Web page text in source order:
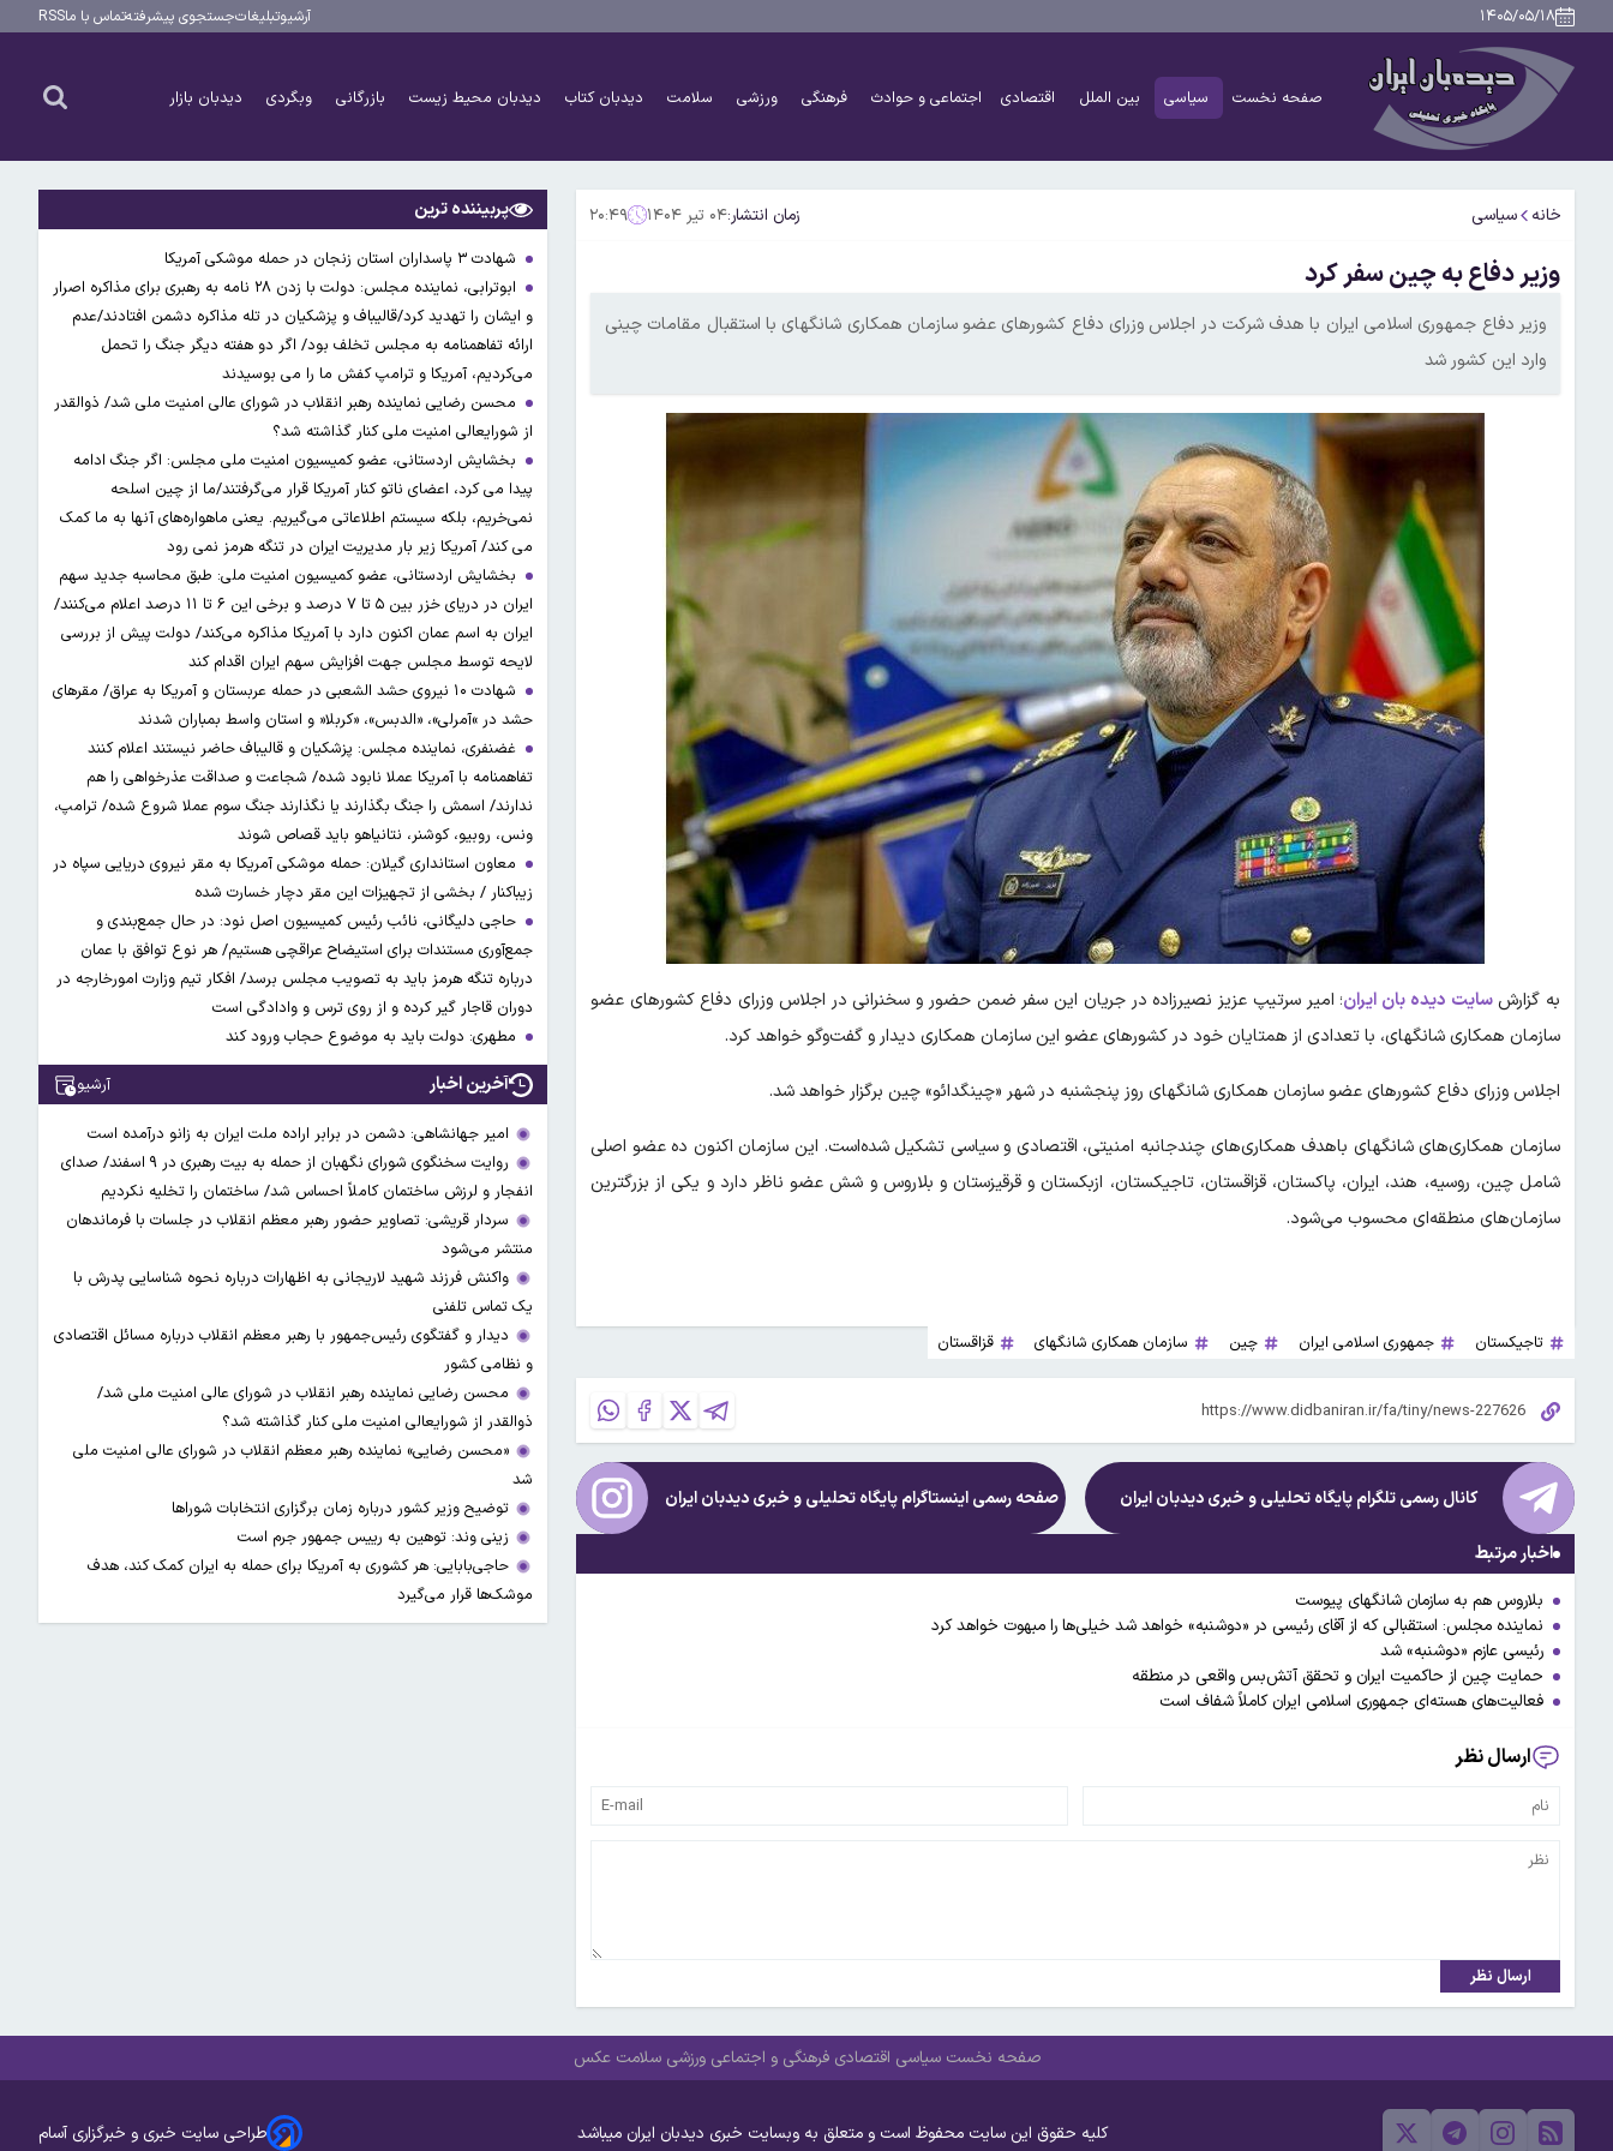
۱۴۰۵/۰۵/۱۸ آرشیوتبلیغاتجستجوی پیشرفتهتماس با ماRSS
صفحه نخست سیاسی بین الملل اقتصادی اجتماعی و حوادث فرهنگی ورزشی سلامت دیدبان کتاب دیدبان محیط زیست بازرگانی وبگردی دیدبان بازار
خانه سیاسی زمان انتشار:۰۴ تیر ۱۴۰۴ ۲۰:۴۹
وزیر دفاع به چین سفر کرد
وزیر دفاع جمهوری اسلامی ایران با هدف شرکت در اجلاس وزرای دفاع کشورهای عضو سازمان همکاری شانگهای با استقبال مقامات چینی
وارد این کشور شد
به گزارشسایت دیده بان ایران؛ امیر سرتیپ عزیز نصیرزاده در جریان این سفر ضمن حضور و سخنرانی در اجلاس وزرای دفاع کشورهای عضو
سازمان همکاری شانگهای، با تعدادی از همتایان خود در کشورهای عضو این سازمان همکاری دیدار و گفت‌وگو خواهد کرد.
اجلاس وزرای دفاع کشورهای عضو سازمان همکاری شانگهای روز پنجشنبه در شهر «چینگدائو» چین برگزار خواهد شد.
سازمان همکاری‌های شانگهای باهدف همکاری‌های چندجانبه امنیتی، اقتصادی و سیاسی تشکیل شده‌است. این سازمان اکنون ده عضو اصلی
شامل چین، روسیه، هند، ایران، پاکستان، قزاقستان، تاجیکستان، ازبکستان و قرقیزستان و بلاروس و شش عضو ناظر دارد و یکی از بزرگترین
سازمان‌های منطقه‌ای محسوب می‌شود.
تاجیکستان جمهوری اسلامی ایران چین سازمان همکاری شانگهای قزاقستان
کانال رسمی تلگرام پایگاه تحلیلی و خبریدیدبان ایران صفحه رسمی اینستاگرام پایگاه تحلیلی و خبریدیدبان ایران
اخبار مرتبط
بلاروس هم به سازمان شانگهای پیوست
نماینده مجلس: استقبالی که از آقای رئیسی در «دوشنبه» خواهد شد خیلی‌ها را مبهوت خواهد کرد
رئیسی عازم «دوشنبه» شد
حمایت چین از حاکمیت ایران و تحقق آتش‌بس واقعی در منطقه
فعالیت‌های هسته‌ای جمهوری اسلامی ایران کاملاً شفاف است
ارسال نظر
ارسال نظر
پربیننده ترین
شهادت ۳ ‌پاسداران استان زنجان در حمله موشکی آمریکا
ابوترابی، نماینده مجلس: دولت با زدن ۲۸ نامه به رهبری برای مذاکره اصرار
و ایشان را تهدید کرد/قالیباف و پزشکیان در تله مذاکره دشمن افتادند/عدم
ارائه تفاهمنامه به مجلس تخلف بود/ اگر دو هفته دیگر جنگ را تحمل
می‌کردیم، آمریکا و ترامپ کفش ما را می بوسیدند
محسن رضایی نماینده رهبر انقلاب در شورای عالی امنیت ملی شد/ ذوالقدر
از شورایعالی امنیت ملی کنار گذاشته شد؟
بخشایش اردستانی، عضو کمیسیون امنیت ملی مجلس: اگر جنگ ادامه
پیدا می کرد، اعضای ناتو کنار آمریکا قرار می‌گرفتند/ما از چین اسلحه
نمی‌خریم، بلکه سیستم اطلاعاتی می‌گیریم. یعنی ماهواره‌های آنها به ما کمک
می کند/ آمریکا زیر بار مدیریت ایران در تنگه هرمز نمی رود
بخشایش اردستانی، عضو کمیسیون امنیت ملی: طبق محاسبه جدید سهم
ایران در دریای خزر بین ۵ تا ۷ درصد و برخی این ۶ تا ۱۱ درصد اعلام می‌کنند/
ایران به اسم عمان اکنون دارد با آمریکا مذاکره می‌کند/ دولت پیش از بررسی
لایحه توسط مجلس جهت افزایش سهم ایران اقدام کند
شهادت ۱۰ نیروی حشد الشعبی در حمله عربستان و آمریکا به عراق/ مقرهای
حشد در »آمرلی»، «الدبس»، «کربلا« و استان واسط بمباران شدند
غضنفری، نماینده مجلس: پزشکیان و قالیباف حاضر نیستند اعلام کنند
تفاهمنامه با آمریکا عملا نابود شده/ شجاعت و صداقت عذرخواهی را هم
ندارند/ اسمش را جنگ بگذارند یا نگذارند جنگ سوم عملا شروع شده/ ترامپ،
ونس، روبیو، کوشنر، نتانیاهو باید قصاص شوند
معاون استانداری گیلان: حمله موشکی آمریکا به مقر نیروی دریایی سپاه در
زیباکنار / بخشی از تجهیزات این مقر دچار خسارت شده
حاجی دلیگانی، نائب رئیس کمیسیون اصل نود: در حال جمع‌بندی و
جمع‌آوری مستندات برای استیضاح عراقچی هستیم/ هر نوع توافق با عمان
درباره تنگه هرمز باید به تصویب مجلس برسد/ افکار تیم وزارت امورخارجه در
دوران قاجار گیر کرده و از روی ترس و وادادگی است
مطهری: دولت باید به موضوع حجاب ورود کند
آخرین اخبار آرشیو
امیر جهانشاهی: دشمن در برابر اراده ملت ایران به زانو درآمده است
روایت سخنگوی شورای نگهبان از حمله به بیت رهبری در ۹ اسفند/ صدای
انفجار و لرزش ساختمان کاملاً احساس شد/ ساختمان را تخلیه نکردیم
سردار قریشی: تصاویر حضور رهبر معظم انقلاب در جلسات با فرماندهان
منتشر می‌شود
واکنش فرزند شهید لاریجانی به اظهارات درباره نحوه شناسایی پدرش با
یک تماس تلفنی
دیدار و گفتگوی رئیس‌جمهور با رهبر معظم انقلاب درباره مسائل اقتصادی
و نظامی کشور
محسن رضایی نماینده رهبر انقلاب در شورای عالی امنیت ملی شد/
ذوالقدر از شورایعالی امنیت ملی کنار گذاشته شد؟
«محسن رضایی» نماینده رهبر معظم انقلاب در شورای عالی امنیت ملی
شد
توضیح وزیر کشور درباره زمان برگزاری انتخابات شوراها
زینی وند: توهین به رییس جمهور جرم است
حاجی‌بابایی: هر کشوری به آمریکا برای حمله به ایران کمک کند، هدف
موشک‌ها قرار می‌گیرد
صفحه نخست سیاسی اقتصادی فرهنگی و اجتماعی ورزشی سلامت عکس
کلیه حقوق این سایت محفوظ است و متعلق به وبسایت خبری دیدبان ایران میباشد طراحی سایت خبری و خبرگزاری آسام